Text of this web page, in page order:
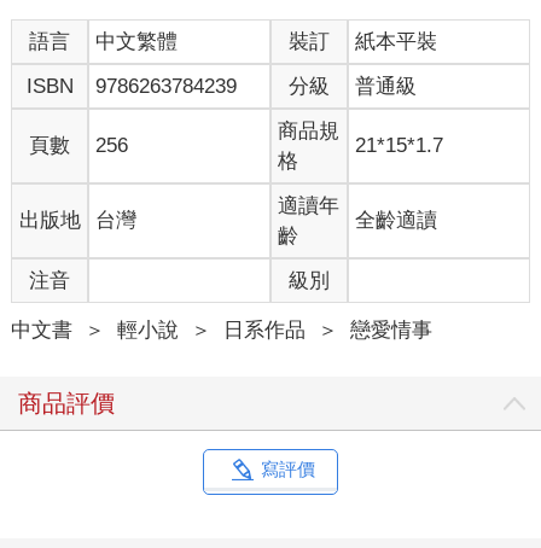
她煩躁地以闔上的扇子敲打自己的手掌心。
「所謂佛要金裝，人要衣裝，就是這麼一回事吧。比起這個……
能收起妳那一臉頹喪的表情嗎？」
「媽！」
雖然葉月出聲抗議，但美世也明白自己露出了和大喜之日不相稱
的陰鬱表情，連忙坦率地開口道歉。
儘管如此，無論她再怎麼努力，仍擠不出笑容。因為……
因為──今天是美世人生中最幸福的日子。是她能跟自己最重要的
未婚夫久堂清霞結為夫妻之日。
然而，這樣的清霞現在卻不在現場。
看到美世沉默著垂下眼簾，葉月溫柔地將手放在她的肩上。
「不要緊的，美世妹妹。」
「雖說清霞是個大木頭，不過，今天可是他跟最心愛的妳結婚的
日子，所以沒道理不現身呀，對不對？他表面上看起來是那個樣
「就是說呀，美世大人。少爺最近那滿面春風的模樣，已經超過
語言 中文繁體 裝訂
紙本平裝
ISBN
9786263784239 分級 普通級
頁數 256
商品規
格
21*15*1.7
出版地 台灣
適讀年
齡
全齡適讀
注音 級別
中文書 ＞ 輕小說 ＞ 日系作品 ＞ 戀愛情事
商品評價
寫評價